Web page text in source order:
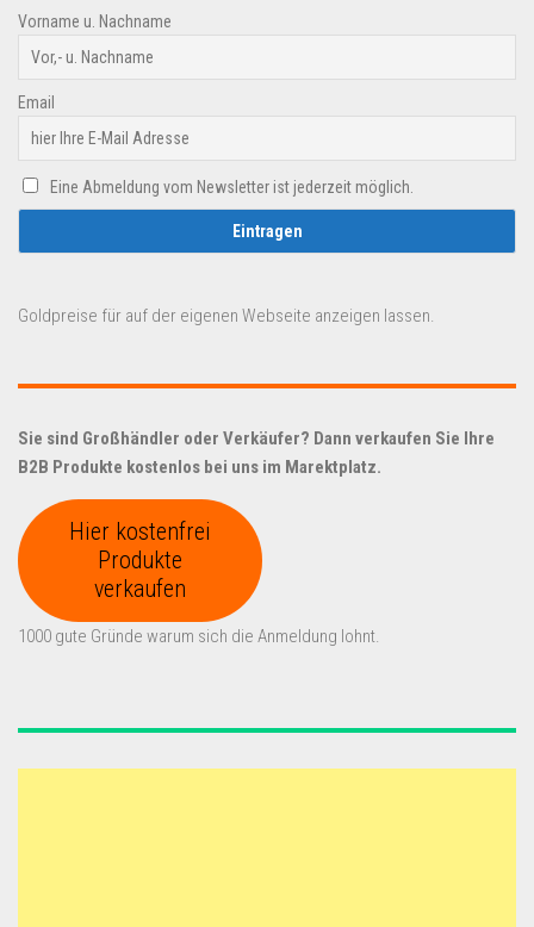
Vorname u. Nachname
Email
Eine Abmeldung vom Newsletter ist jederzeit möglich.
Goldpreise für auf der eigenen Webseite anzeigen lassen.
Sie sind Großhändler oder Verkäufer? Dann verkaufen Sie Ihre
B2B Produkte kostenlos bei uns im Marektplatz.
Hier kostenfrei
Produkte
verkaufen
1000 gute Gründe warum sich die Anmeldung lohnt.